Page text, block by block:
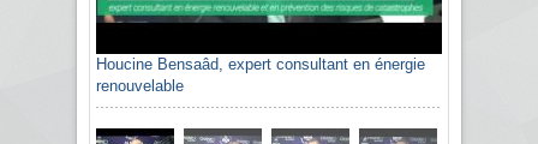
Houcine Bensaâd, expert consultant en énergie
renouvelable